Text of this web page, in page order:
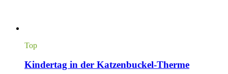
Top
Kindertag in der Katzenbuckel-Therme